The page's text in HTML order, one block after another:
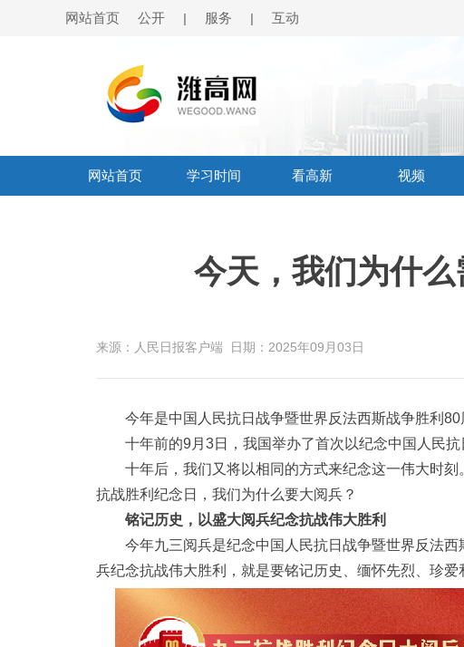
网站首页 公开 | 服务 | 互动
网站首页 学习时间 看高新 视频
今天，我们为什
来源：人民日报客户端 日期：2025年09月03日
今年是中国人民抗日战争暨世界反法西斯战争胜利
十年前的9月3日，我国举办了首次以纪念中国人民
十年后，我们又将以相同的方式来纪念这一伟大时
抗战胜利纪念日，我们为什么要大阅兵？
铭记历史，以盛大阅兵纪念抗战伟大胜利
今年九三阅兵是纪念中国人民抗日战争暨世界反法
兵纪念抗战伟大胜利，就是要铭记历史、缅怀先烈、珍爱